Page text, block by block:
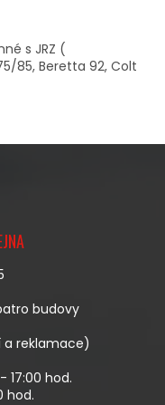
s JRZ (
85, Beretta 92, Colt
budovy
a reklamace)
17:00 hod.
hod.